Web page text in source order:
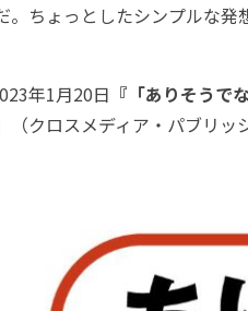
。ちょっとしたシンプルな発
年1月20日 『「ありそうで
（クロスメディア・パブリッ